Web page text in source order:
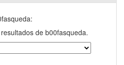
de b00fasqueda.